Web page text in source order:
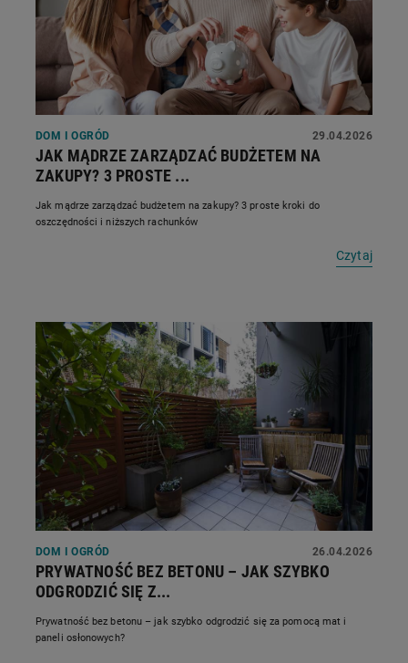
DOM I OGRÓD 29.04.2026
JAK MĄDRZE ZARZĄDZAĆ BUDŻETEM NA
ZAKUPY? 3 PROSTE ...
Jak mądrze zarządzać budżetem na zakupy? 3 proste kroki do
oszczędności i niższych rachunków
Czytaj
DOM I OGRÓD 26.04.2026
PRYWATNOŚĆ BEZ BETONU – JAK SZYBKO
ODGRODZIĆ SIĘ Z...
Prywatność bez betonu – jak szybko odgrodzić się za pomocą mat i
paneli osłonowych?